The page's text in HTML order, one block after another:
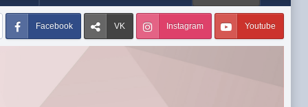
Facebook VK Instagram Youtube